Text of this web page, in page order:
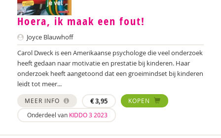
Joop Berding
Kim van den Berg
Maria Hetty van den Berg
Nicolette van den Berg
Remco van den Berg
Tonny van den Berg
Willeke van den Berg-Meijerhoven
Hoera, ik maak een fout!
Joyce Blauwhoff
Carol Dweck is een Amerikaanse psychologe die veel onderzoek
heeft gedaan naar motivatie en prestatie bij kinderen. Haar
onderzoek heeft aangetoond dat een groeimindset bij kinderen
leidt tot meer...
MEER INFO €3,95
KOPEN
Onderdeel van KIDDO 3 2023